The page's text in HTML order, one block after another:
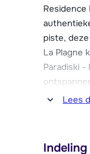
piste,
La Plagne
Paradiski -
GrandLees
Indeling